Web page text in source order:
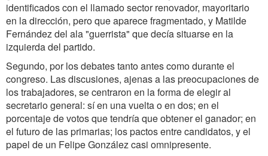
identificados con el llamado sector renovador, mayoritario
en la dirección, pero que aparece fragmentado, y Matilde
Fernández del ala "guerrista" que decía situarse en la
izquierda del partido.
Segundo, por los debates tanto antes como durante el
congreso. Las discusiones, ajenas a las preocupaciones de
los trabajadores, se centraron en la forma de elegir al
secretario general: sí en una vuelta o en dos; en el
porcentaje de votos que tendría que obtener el ganador; en
el futuro de las primarias; los pactos entre candidatos, y el
papel de un Felipe González casi omnipresente.